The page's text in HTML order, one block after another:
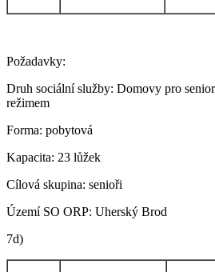
Požadavky:
Druh sociální služby: Domovy pro
režimem
Forma: pobytová
Kapacita: 23 lůžek
Cílová skupina: senioři
Území SO ORP: Uherský Brod
7d)